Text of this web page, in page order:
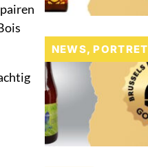
NEWS,PORTRET